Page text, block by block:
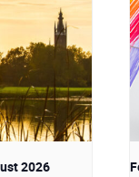
2026